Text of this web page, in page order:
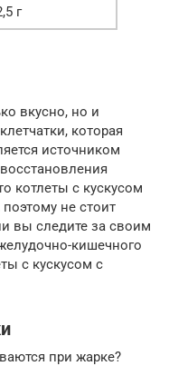
г
вкусно, но и
которая
источником
котлеты с кускусом
не стоит
вы следите за своим
кишечного
с кускусом с
при жарке?